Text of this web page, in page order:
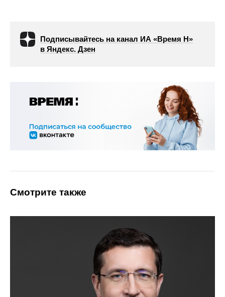
Подписывайтесь на канал ИА «Время Н»
в Яндекс. Дзен
Смотрите также